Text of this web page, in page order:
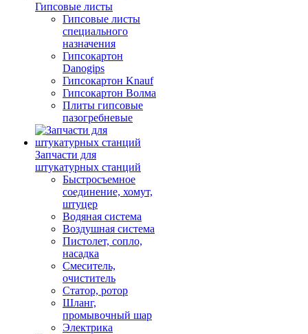
Гипсовые листы
Гипсовые листы
специального
назначения
Гипсокартон
Danogips
Гипсокартон Knauf
Гипсокартон Волма
Плиты гипсовые
пазогребневые
Запчасти для
штукатурных станций
Быстросъемное
соединение, хомут,
штуцер
Водяная система
Воздушная система
Пистолет, сопло,
насадка
Смеситель,
очиститель
Статор, ротор
Шланг,
промывочный шар
Электрика